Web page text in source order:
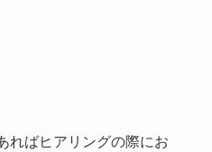
ればヒアリングの際にお